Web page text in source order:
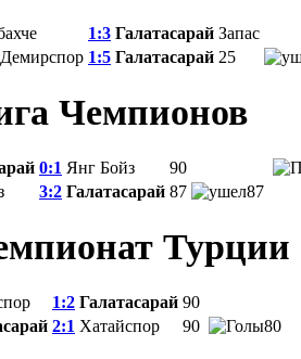
1:3 Галатасарай Запас
1:5 Галатасарай 25
Чемпионов
0:1 Янг Бойз
90
3:2 Галатасарай 87 87
Турции
1:2 Галатасарай 90
2:1 Хатайспор 90 80